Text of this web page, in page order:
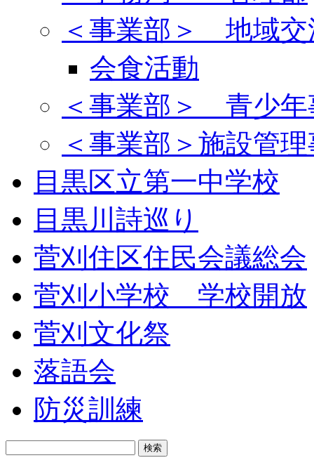
＜事業部＞ 地域交
会食活動
＜事業部＞ 青少年
＜事業部＞施設管
目黒区立第一中学校
目黒川詩巡り
菅刈住区住民会議総会
菅刈小学校 学校開放
菅刈文化祭
落語会
防災訓練